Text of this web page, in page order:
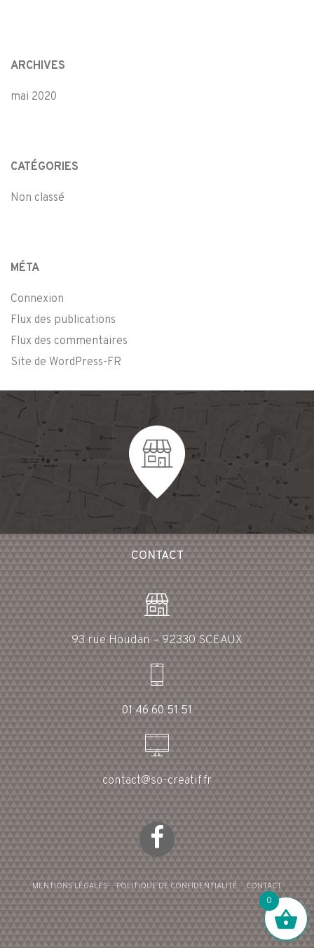
ARCHIVES
mai 2020
CATÉGORIES
Non classé
MÉTA
Connexion
Flux des publications
Flux des commentaires
Site de WordPress-FR
CONTACT
93 rue Houdan – 92330 SCEAUX
01 46 60 51 51
contact@so-creatif.fr
MENTIONS LÉGALES POLITIQUE DE CONFIDENTIALITÉ CONTACT
0